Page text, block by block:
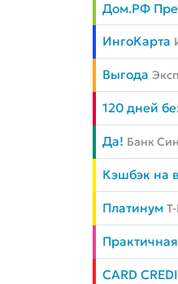
Дом.РФ
ИнгоКарта
Выгода
120 дней
Да! Банк
Кэшбэк на
Платинум
Практичная
CARD